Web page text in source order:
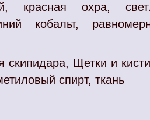
красная охра,
кобальт,
скипидара, Щетки и
спирт, ткань